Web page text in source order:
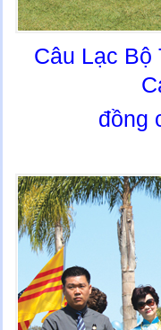
Câu Lạc Bộ
đồng